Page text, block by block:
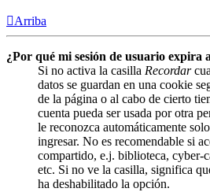
Arriba
¿Por qué mi sesión de usuario expira
Si no activa la casilla Recordar
datos se guardan en una cookie
de la página o al cabo de cierto
cuenta pueda ser usada por otra
le reconozca automáticamente
ingresar. No es recomendable si
compartido, e.j. biblioteca, cyber-
etc. Si no ve la casilla, significa
ha deshabilitado la opción.